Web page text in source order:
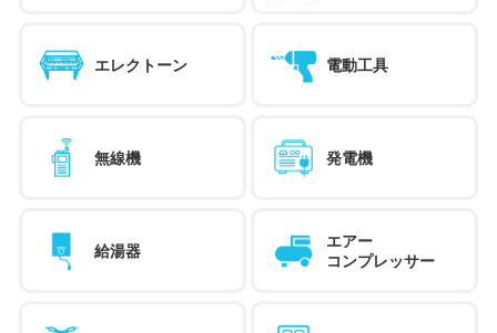
エレクトーン 電動工具
無線機 発電機
給湯器
エアー
コンプレッサー